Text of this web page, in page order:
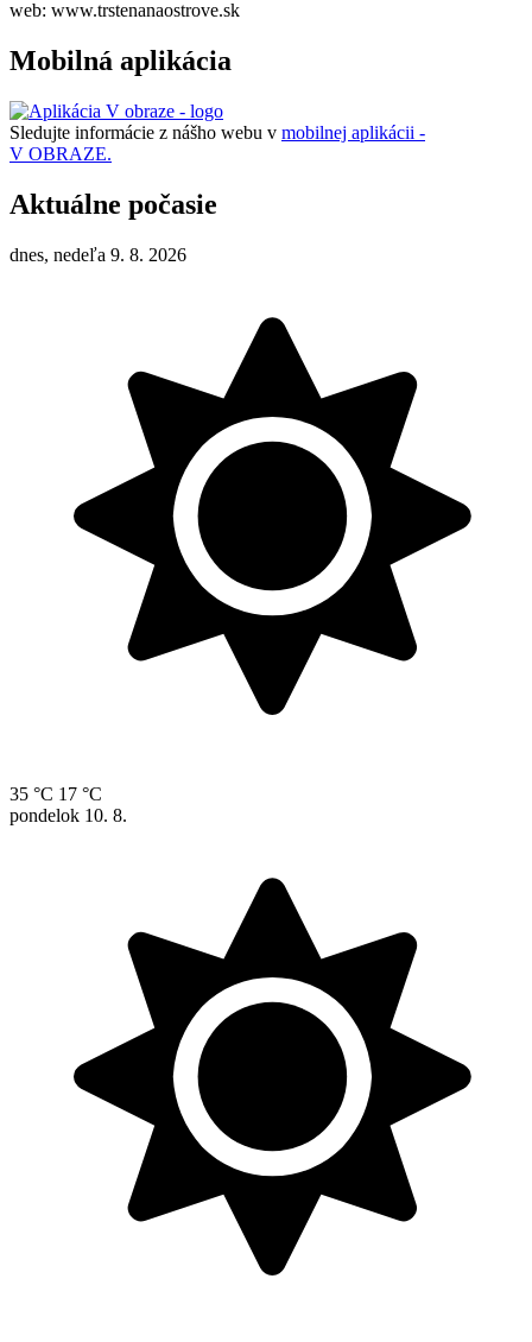
web: www.trstenanaostrove.sk
Mobilná aplikácia
Sledujte informácie z nášho webu v mobilnej aplikácii -
V OBRAZE.
Aktuálne počasie
dnes, nedeľa 9. 8. 2026
35 °C 17 °C
pondelok 10. 8.